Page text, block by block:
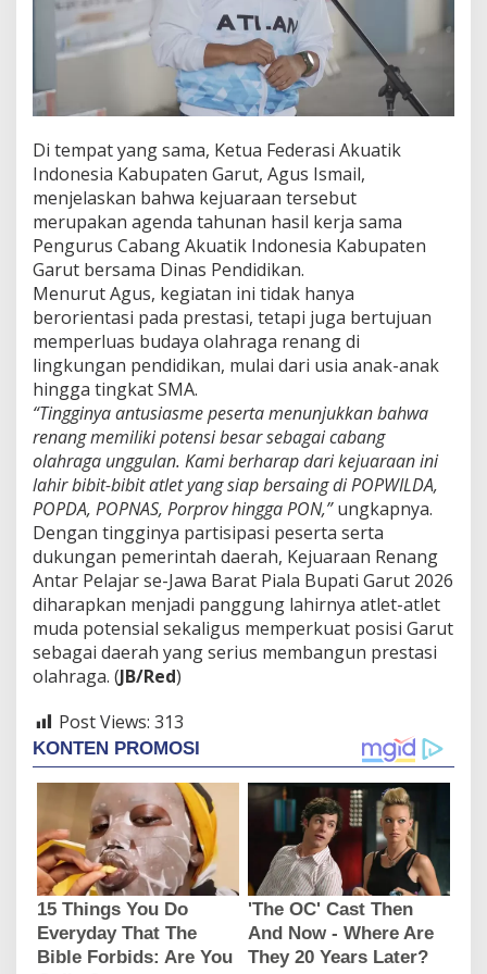
Di tempat yang sama, Ketua Federasi Akuatik
Indonesia Kabupaten Garut, Agus Ismail,
menjelaskan bahwa kejuaraan tersebut
merupakan agenda tahunan hasil kerja sama
Pengurus Cabang Akuatik Indonesia Kabupaten
Garut bersama Dinas Pendidikan.
Menurut Agus, kegiatan ini tidak hanya
berorientasi pada prestasi, tetapi juga bertujuan
memperluas budaya olahraga renang di
lingkungan pendidikan, mulai dari usia anak-anak
hingga tingkat SMA.
“Tingginya antusiasme peserta menunjukkan bahwa
renang memiliki potensi besar sebagai cabang
olahraga unggulan. Kami berharap dari kejuaraan ini
lahir bibit-bibit atlet yang siap bersaing di POPWILDA,
POPDA, POPNAS, Porprov hingga PON,”ungkapnya.
Dengan tingginya partisipasi peserta serta
dukungan pemerintah daerah, Kejuaraan Renang
Antar Pelajar se-Jawa Barat Piala Bupati Garut 2026
diharapkan menjadi panggung lahirnya atlet-atlet
muda potensial sekaligus memperkuat posisi Garut
sebagai daerah yang serius membangun prestasi
olahraga. (JB/Red)
Post Views: 313